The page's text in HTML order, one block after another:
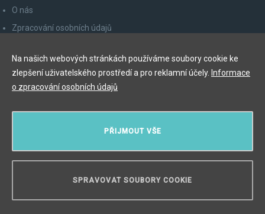
O nás
Zpracování osobních údajů
Odhlášení z newsletteru
Myslíková 245/3, 110 00 Praha 1
PŘIJMOUT VŠE
SPRAVOVAT SOUBORY COOKIE
Na našich webových stránkách používáme soubory cookie ke
zlepšení uživatelského prostředí a pro reklamní účely. Informace
o zpracování osobních údajů